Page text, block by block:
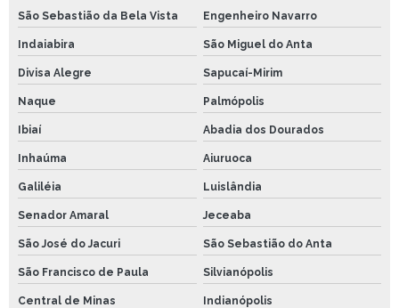
São Sebastião da Bela Vista Engenheiro Navarro
Indaiabira São Miguel do Anta
Divisa Alegre Sapucaí-Mirim
Naque Palmópolis
Ibiaí Abadia dos Dourados
Inhaúma Aiuruoca
Galiléia Luislândia
Senador Amaral Jeceaba
São José do Jacuri São Sebastião do Anta
São Francisco de Paula Silvianópolis
Central de Minas Indianópolis